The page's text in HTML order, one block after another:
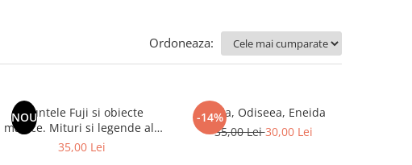
Ordoneaza:
NOU
Muntele Fuji si obiecte
magice. Mituri si legende ale
Japoniei
35,00 Lei
-14%
Iliada, Odiseea, Eneida
35,00 Lei30,00 Lei